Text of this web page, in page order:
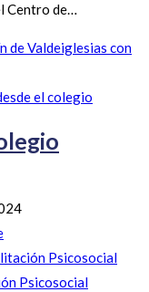
Centro de…
de Valdeiglesias con
Psicosocial
Psicosocial